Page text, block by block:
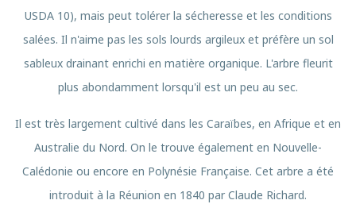
USDA 10), mais peut tolérer la sécheresse et les conditions
salées. Il n'aime pas les sols lourds argileux et préfère un sol
sableux drainant enrichi en matière organique. L'arbre fleurit
plus abondamment lorsqu'il est un peu au sec.
Il est très largement cultivé dans les Caraïbes, en Afrique et en
Australie du Nord. On le trouve également en Nouvelle-
Calédonie ou encore en Polynésie Française. Cet arbre a été
introduit à la Réunion en 1840 par Claude Richard.